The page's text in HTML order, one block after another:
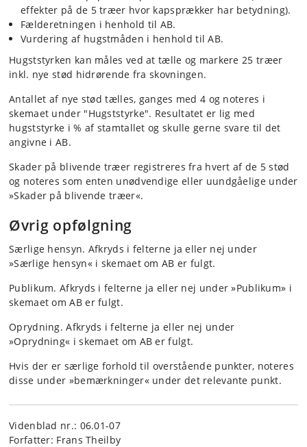
effekter på de 5 træer hvor kapsprækker har betydning).
Fælderetningen i henhold til AB.
Vurdering af hugstmåden i henhold til AB.
Hugststyrken kan måles ved at tælle og markere 25 træer
inkl. nye stød hidrørende fra skovningen.
Antallet af nye stød tælles, ganges med 4 og noteres i
skemaet under "Hugststyrke". Resultatet er lig med
hugststyrke i % af stamtallet og skulle gerne svare til det
angivne i AB.
Skader på blivende træer registreres fra hvert af de 5 stød
og noteres som enten unødvendige eller uundgåelige under
»Skader på blivende træer«.
Øvrig opfølgning
Særlige hensyn. Afkryds i felterne ja eller nej under
»Særlige hensyn« i skemaet om AB er fulgt.
Publikum. Afkryds i felterne ja eller nej under »Publikum» i
skemaet om AB er fulgt.
Oprydning. Afkryds i felterne ja eller nej under
»Oprydning« i skemaet om AB er fulgt.
Hvis der er særlige forhold til overstående punkter, noteres
disse under »bemærkninger« under det relevante punkt.
Videnblad nr.: 06.01-07
Forfatter: Frans Theilby